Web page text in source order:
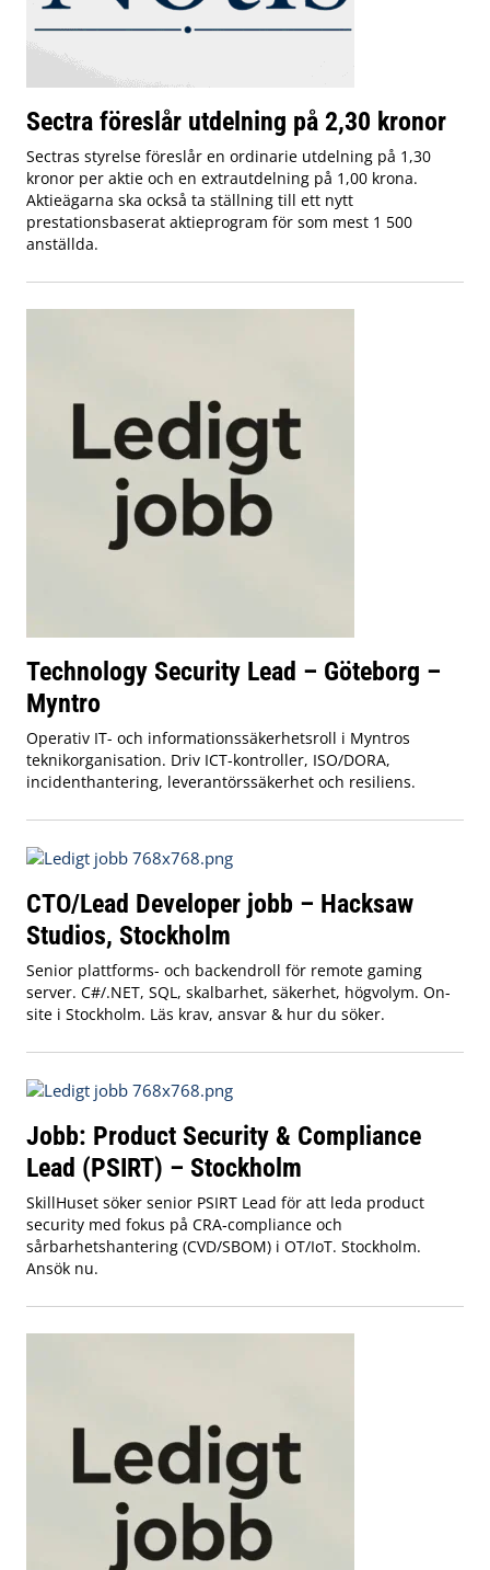
Sectra föreslår utdelning på 2,30 kronor
Sectras styrelse föreslår en ordinarie utdelning på 1,30
kronor per aktie och en extrautdelning på 1,00 krona.
Aktieägarna ska också ta ställning till ett nytt
prestationsbaserat aktieprogram för som mest 1 500
anställda.
Technology Security Lead – Göteborg –
Myntro
Operativ IT- och informationssäkerhetsroll i Myntros
teknikorganisation. Driv ICT-kontroller, ISO/DORA,
incidenthantering, leverantörssäkerhet och resiliens.
CTO/Lead Developer jobb – Hacksaw
Studios, Stockholm
Senior plattforms- och backendroll för remote gaming
server. C#/.NET, SQL, skalbarhet, säkerhet, högvolym. On-
site i Stockholm. Läs krav, ansvar & hur du söker.
Jobb: Product Security & Compliance
Lead (PSIRT) – Stockholm
SkillHuset söker senior PSIRT Lead för att leda product
security med fokus på CRA‑compliance och
sårbarhetshantering (CVD/SBOM) i OT/IoT. Stockholm.
Ansök nu.